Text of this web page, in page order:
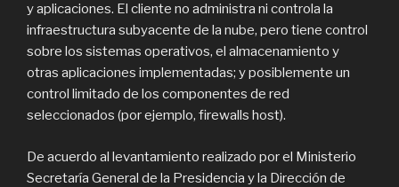
y aplicaciones. El cliente no administra ni controla la
infraestructura subyacente de la nube, pero tiene control
sobre los sistemas operativos, el almacenamiento y
otras aplicaciones implementadas; y posiblemente un
control limitado de los componentes de red
seleccionados (por ejemplo, firewalls host).
De acuerdo al levantamiento realizado por el Ministerio
Secretaría General de la Presidencia y la Dirección de